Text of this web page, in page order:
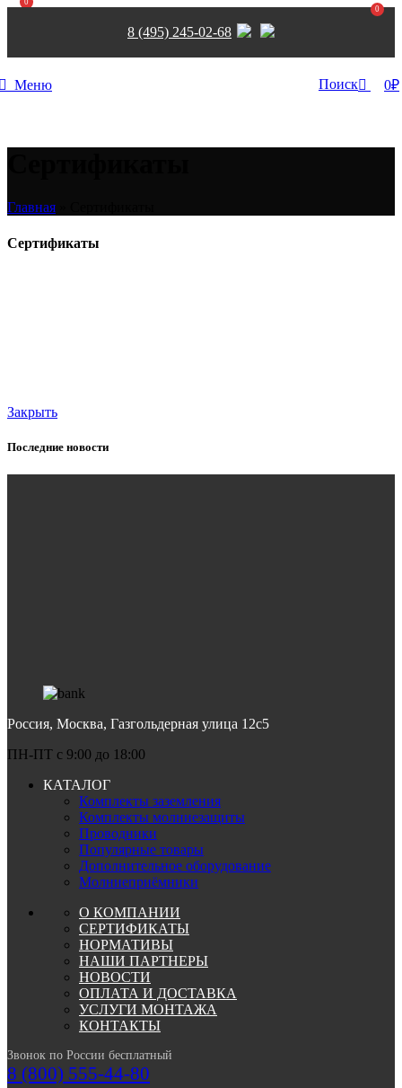
8 (495) 245-02-68
Меню Поиск
0
0₽
Главная
Сертификаты
Закрыть
Последние новости
Россия, Москва, Газгольдерная улица 12с5
ПН-ПТ c 9:00 до 18:00
КАТАЛОГ
Комплекты заземления
Комплекты молниезащиты
Проводники
Популярные товары
Дополнительное оборудование
Молниеприёмники
О КОМПАНИИ
СЕРТИФИКАТЫ
НОРМАТИВЫ
НАШИ ПАРТНЕРЫ
НОВОСТИ
ОПЛАТА И ДОСТАВКА
УСЛУГИ МОНТАЖА
КОНТАКТЫ
Звонок по России бесплатный
8 (800) 555-44-80
0